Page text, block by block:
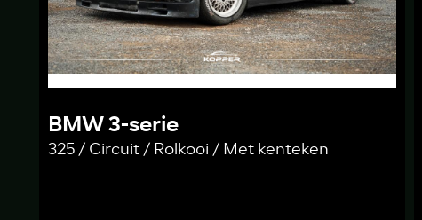
BMW 3-serie
325 / Circuit / Rolkooi / Met kenteken